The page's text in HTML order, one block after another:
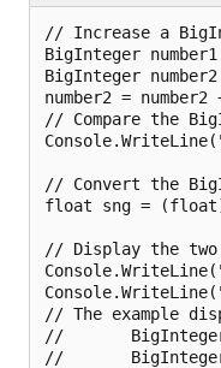
// Increase a
BigInteger
BigInteger
number2 =
// Compare the
// Convert the
float sng = (float)
// Display the two
// The example
//
//       BigInteger: